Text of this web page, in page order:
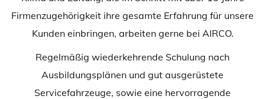
Firmenzugehörigkeit ihre gesamte Erfahrung für unsere
Kunden einbringen, arbeiten gerne bei AIRCO.
Regelmäßig wiederkehrende Schulung nach
Ausbildungsplänen und gut ausgerüstete
Servicefahrzeuge, sowie eine hervorragende